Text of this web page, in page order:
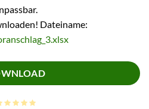
Dateiname: